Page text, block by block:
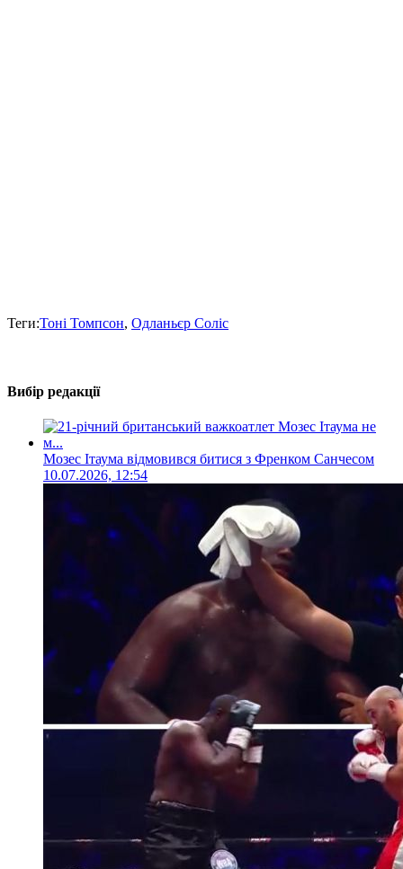
Теги:Тоні Томпсон, Одланьєр Соліс
Вибір редакції
Мозес Ітаума відмовився битися з Френком Санчесом
10.07.2026, 12:54